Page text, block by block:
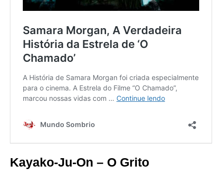
Kayako-Ju-On – O Grito